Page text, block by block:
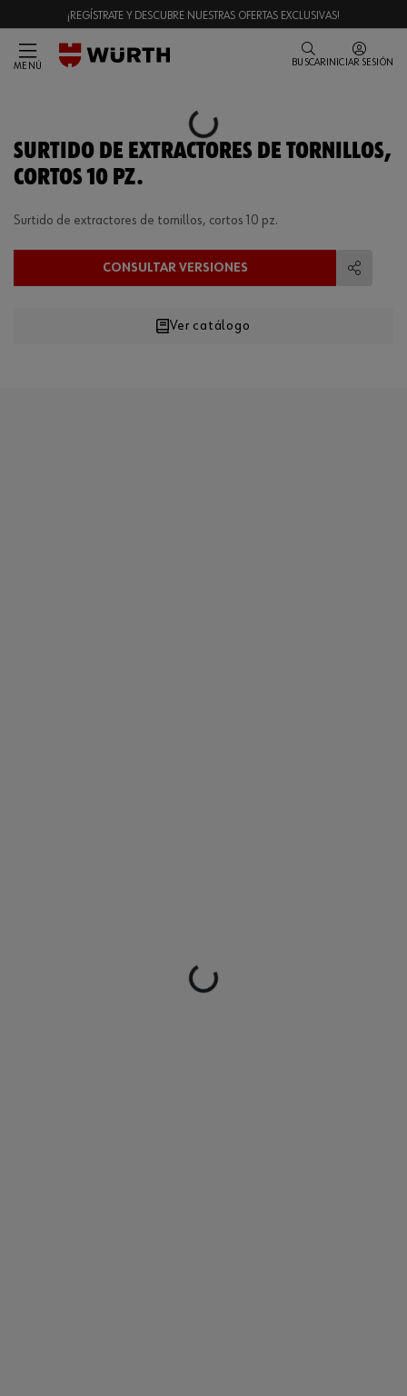
¡REGÍSTRATE Y DESCUBRE NUESTRAS OFERTAS EXCLUSIVAS!
MENÚ BUSCAR INICIAR SESIÓN
Loading...
SURTIDO DE EXTRACTORES DE TORNILLOS,
CORTOS 10 PZ.
Surtido de extractores de tornillos, cortos 10 pz.
CONSULTAR VERSIONES
Ver catálogo